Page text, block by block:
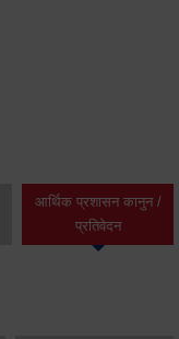
आर्थिक प्रशासन कानुन /
प्रतिवेदन